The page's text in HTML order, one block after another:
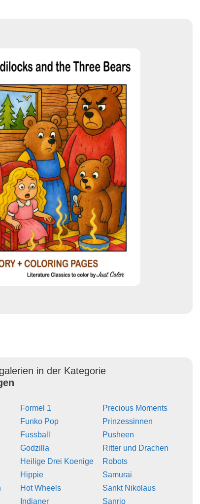
in der Kategorie
Formel 1
Funko Pop
Fussball
Godzilla
Heilige Drei Koenige
Hippie
Hot Wheels
Indianer
Precious Moments
Prinzessinnen
Pusheen
Ritter und Drachen
Robots
Samurai
Sankt Nikolaus
Sanrio